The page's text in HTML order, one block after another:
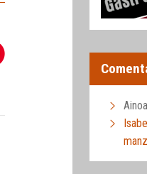
Ainoa
Isabel